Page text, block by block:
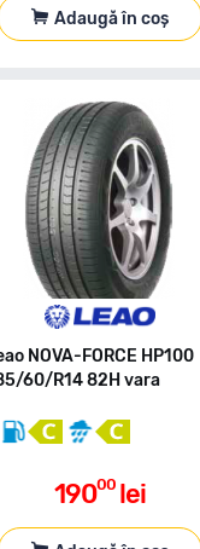
Adaugă în coș
NOVA-FORCE HP100
60/R14 82H vara
19000 lei